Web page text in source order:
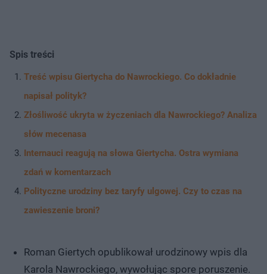
Spis treści
Treść wpisu Giertycha do Nawrockiego. Co dokładnie
napisał polityk?
Złośliwość ukryta w życzeniach dla Nawrockiego? Analiza
słów mecenasa
Internauci reagują na słowa Giertycha. Ostra wymiana
zdań w komentarzach
Polityczne urodziny bez taryfy ulgowej. Czy to czas na
zawieszenie broni?
Roman Giertych opublikował urodzinowy wpis dla
Karola Nawrockiego, wywołując spore poruszenie.